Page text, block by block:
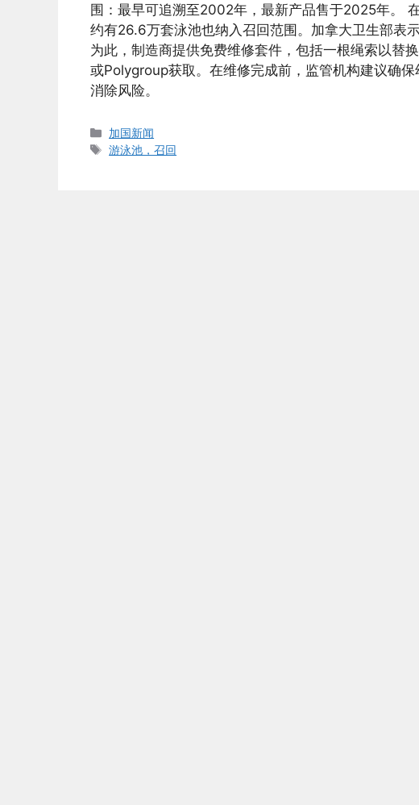
围：最早可追溯至2002年，最新产品售于2025年。
约有26.6万套泳池也纳入召回范围。加拿大卫生部表
为此，制造商提供免费维修套件，包括一根绳索以替
或Polygroup获取。在维修完成前，监管机构建议确
消除风险。
Categories
加国新闻
Tags
游泳池，召回